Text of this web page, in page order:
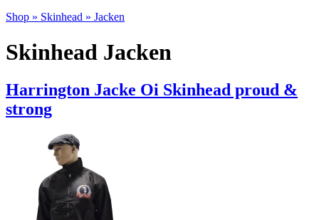
Shop » Skinhead » Jacken
Skinhead Jacken
Harrington Jacke Oi Skinhead proud &
strong